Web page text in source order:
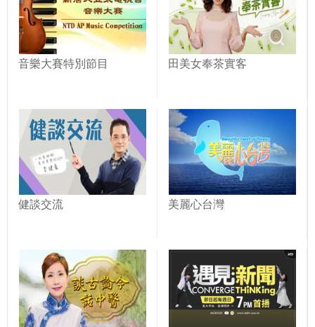
音樂大賽特別節目 田美女奉茶實客
健談交流 美麗心台灣